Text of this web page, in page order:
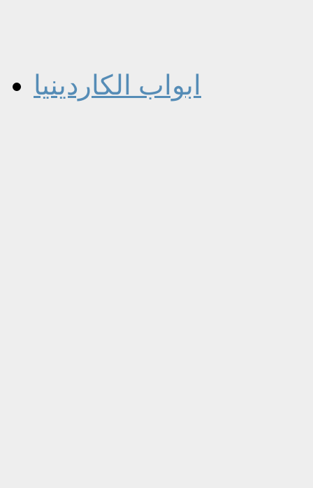
ابواب الكاردينيا